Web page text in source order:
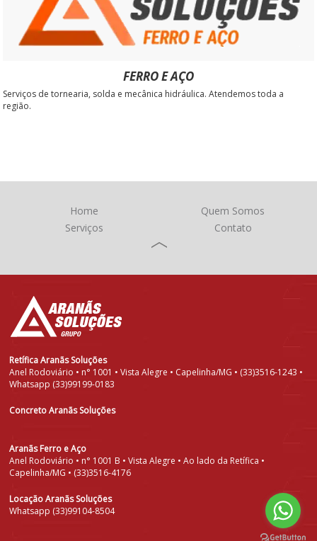
FERRO E AÇO
Serviços de tornearia, solda e mecânica hidráulica. Atendemos toda a
região.
Home
Quem Somos
Serviços
Contato
Retífica Aranãs Soluções
Anel Rodoviário • n° 1001 • Vista Alegre • Capelinha/MG • (33)3516-1243 •
Whatsapp (33)99199-0183
Concreto Aranãs Soluções
Aranãs Ferro e Aço
Anel Rodoviário • n° 1001 B • Vista Alegre • Ao lado da Retífica •
Capelinha/MG • (33)3516-4176
Locação Aranãs Soluções
Whatsapp (33)99104-8504